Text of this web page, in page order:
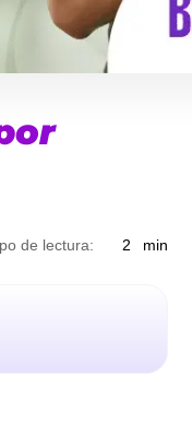
de lectura: 2 min